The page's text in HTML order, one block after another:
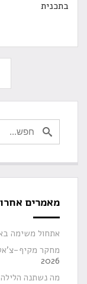
אחרונים
משימה באמצעות
מקיף-צ'אט בוט
נשתנה הלילה הזה?